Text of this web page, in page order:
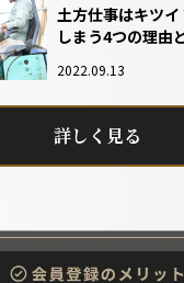
土方仕事はキツ
しまう4つの理由
2022.09.13
詳しく見る